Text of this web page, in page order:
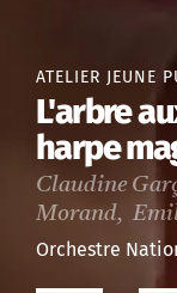
ATELIER JEUNE
L'arbre
harpe
Claudine
Morand,
Orchestre